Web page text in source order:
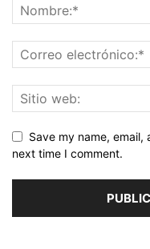
Save my name,
next time I comment.